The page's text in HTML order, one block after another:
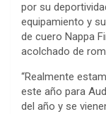
por su
equipamiento y
de cuero Nappa
acolchado de
“Realmente
este año para
del año y se